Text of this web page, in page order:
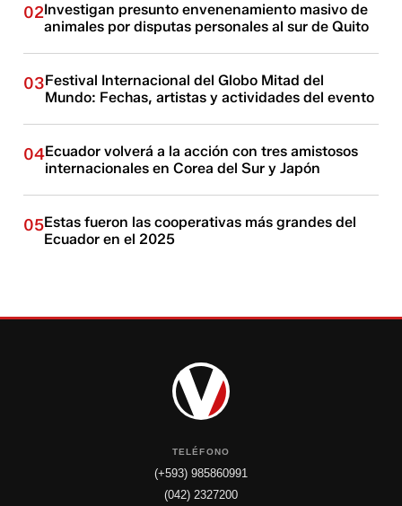
02Investigan presunto envenenamiento masivo de
animales por disputas personales al sur de Quito
03Festival Internacional del Globo Mitad del
Mundo: Fechas, artistas y actividades del evento
04Ecuador volverá a la acción con tres amistosos
internacionales en Corea del Sur y Japón
05Estas fueron las cooperativas más grandes del
Ecuador en el 2025
TELÉFONO
(+593) 985860991
(042) 2327200